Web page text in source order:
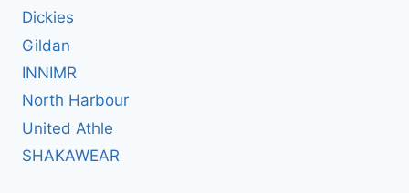
Dickies
Gildan
INNIMR
North Harbour
United Athle
SHAKAWEAR